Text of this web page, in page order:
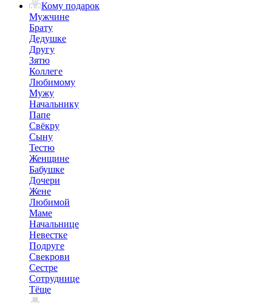
Кому подарок
Мужчине
Брату
Дедушке
Другу
Зятю
Коллеге
Любимому
Мужу
Начальнику
Папе
Свёкру
Сыну
Тестю
Женщине
Бабушке
Дочери
Жене
Любимой
Маме
Начальнице
Невестке
Подруге
Свекрови
Сестре
Сотруднице
Тёще